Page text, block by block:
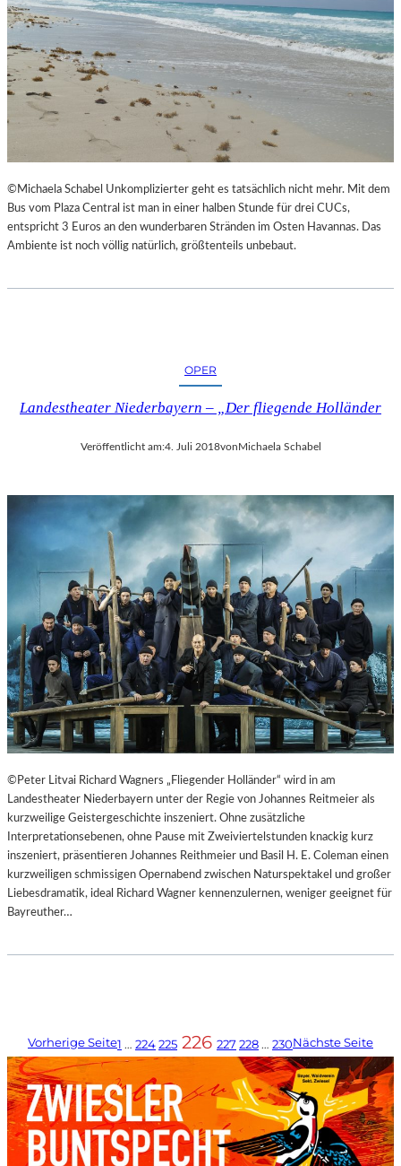
©Michaela Schabel Unkomplizierter geht es tatsächlich nicht mehr. Mit dem
Bus vom Plaza Central ist man in einer halben Stunde für drei CUCs,
entspricht 3 Euros an den wunderbaren Stränden im Osten Havannas. Das
Ambiente ist noch völlig natürlich, größtenteils unbebaut.
OPER
Landestheater Niederbayern – „Der fliegende Holländer
Veröffentlicht am:4. Juli 2018vonMichaela Schabel
©Peter Litvai Richard Wagners „Fliegender Holländer“ wird in am
Landestheater Niederbayern unter der Regie von Johannes Reitmeier als
kurzweilige Geistergeschichte inszeniert. Ohne zusätzliche
Interpretationsebenen, ohne Pause mit Zweiviertelstunden knackig kurz
inszeniert, präsentieren Johannes Reithmeier und Basil H. E. Coleman einen
kurzweiligen schmissigen Opernabend zwischen Naturspektakel und großer
Liebesdramatik, ideal Richard Wagner kennenzulernen, weniger geeignet für
Bayreuther…
Vorherige Seite1 … 224225 226 227228… 230Nächste Seite